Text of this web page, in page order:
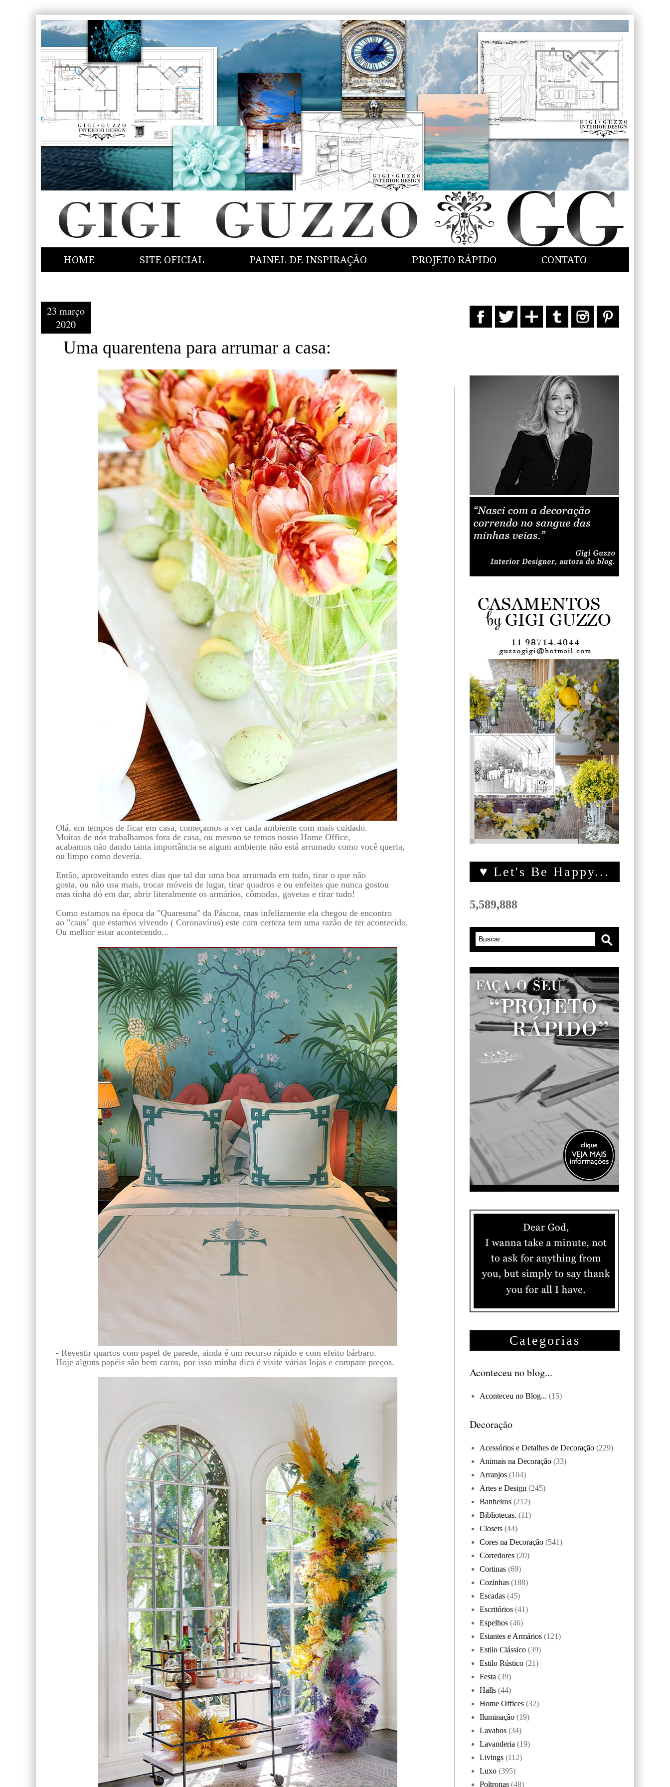
HOME SITE OFICIAL PAINEL DE INSPIRAÇÃO PROJETO RÁPIDO CONTATO
23 março
2020
Uma quarentena para arrumar a casa:
Olá, em tempos de ficar em casa, começamos a ver cada ambiente com mais cuidado.
Muitas de nós trabalhamos fora de casa, ou mesmo se temos nosso Home Office,
acabamos não dando tanta importância se algum ambiente não está arrumado como você queria,
ou limpo como deveria.
Então, aproveitando estes dias que tal dar uma boa arrumada em tudo, tirar o que não
gosta, ou não usa mais, trocar móveis de lugar, tirar quadros e ou enfeites que nunca gostou
mas tinha dó em dar, abrir literalmente os armários, cômodas, gavetas e tirar tudo!
Como estamos na época da "Quaresma" da Páscoa, mas infelizmente ela chegou de encontro
ao "caus" que estamos vivendo ( Coronavírus) este com certeza tem uma razão de ter acontecido.
Ou melhor estar acontecendo...
- Revestir quartos com papel de parede, ainda é um recurso rápido e com efeito bárbaro.
Hoje alguns papéis são bem caros, por isso minha dica é visite várias lojas e compare preços.
♥ Let's Be Happy...
5,589,888
Categorias
Aconteceu no blog...
Aconteceu no Blog... (15)
Decoração
Acessórios e Detalhes de Decoração (229)
Animais na Decoração (33)
Arranjos (104)
Artes e Design (245)
Banheiros (212)
Bibliotecas. (11)
Closets (44)
Cores na Decoração (541)
Corredores (20)
Cortinas (69)
Cozinhas (188)
Escadas (45)
Escritórios (41)
Espelhos (46)
Estantes e Armários (121)
Estilo Clássico (39)
Estilo Rústico (21)
Festa (39)
Halls (44)
Home Offices (32)
Iluminação (19)
Lavabos (34)
Lavanderia (19)
Livings (112)
Luxo (395)
Poltronas (48)